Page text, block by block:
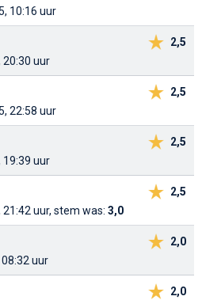
10:16 uur
2,5
uur
2,5
22:58 uur
2,5
uur
2,5
uur, stem was: 3,0
2,0
uur
2,0